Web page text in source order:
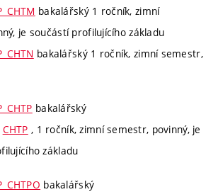
bakalářský 1 ročník, zimní
je součástí profilujícího základu
bakalářský 1 ročník, zimní semestr,
bakalářský
CHTP , 1 ročník, zimní semestr, povinný, je
základu
bakalářský